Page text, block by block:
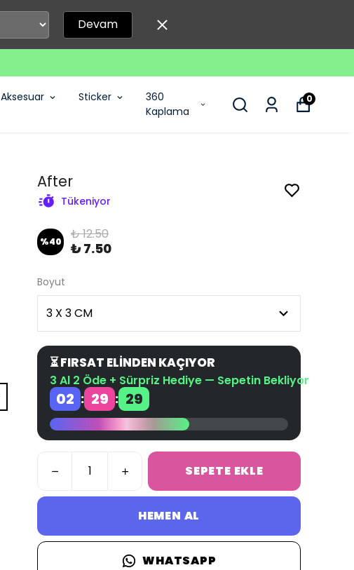
Devam
Aksesuar Sticker
360
Kaplama
0
After
Tükeniyor
%40 ₺ 12.50
₺ 7.50
Boyut
⏳ FIRSAT ELİNDEN KAÇIYOR
3 Al 2 Öde + Sürpriz Hediye — Sepetin Bekliyor
02 : 29 : 29
SEPETE EKLE
HEMEN AL
WHATSAPP